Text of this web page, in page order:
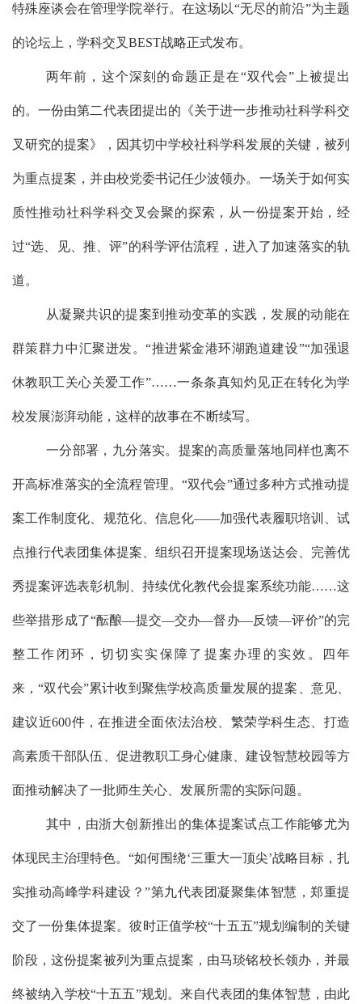
特殊座谈会在管理学院举行。在这场以“无尽的前沿”为主题
的论坛上，学科交叉BEST战略正式发布。
两年前，这个深刻的命题正是在“双代会”上被提出
的。一份由第二代表团提出的《关于进一步推动社科学科交
叉研究的提案》，因其切中学校社科学科发展的关键，被列
为重点提案，并由校党委书记任少波领办。一场关于如何实
质性推动社科学科交叉会聚的探索，从一份提案开始，经
过“选、见、推、评”的科学评估流程，进入了加速落实的轨
道。
从凝聚共识的提案到推动变革的实践，发展的动能在
群策群力中汇聚迸发。“推进紫金港环湖跑道建设”“加强退
休教职工关心关爱工作”……一条条真知灼见正在转化为学
校发展澎湃动能，这样的故事在不断续写。
一分部署，九分落实。提案的高质量落地同样也离不
开高标准落实的全流程管理。 “双代会”通过多种方式推动提
案工作制度化、规范化、信息化——加强代表履职培训、试
点推行代表团集体提案、组织召开提案现场送达会、完善优
秀提案评选表彰机制、持续优化教代会提案系统功能……这
些举措形成了“酝酿—提交—交办—督办—反馈—评价”的完
整工作闭环， 切切实实保障了提案办理 的 实效。 四年
来，“双代会”累计收到聚焦学校高质量发展的提案、意见、
建议近600件，在推进全面依法治校、繁荣学科生态、打造
高素质干部队伍、促进教职工身心健康、建设智慧校园等方
面推动解决了一批师生关心、发展所需的实际问题。
其中，由浙大创新推出的集体提案试点工作能够尤为
体现民主治理特色。“如何围绕‘三重大一顶尖’战略目标，扎
实推动高峰学科建设？”第九代表团凝聚集体智慧，郑重提
交了一份集体提案。彼时正值学校“十五五”规划编制的关键
阶段，这份提案被列为重点提案，由马琰铭校长领办，并最
终被纳入学校“十五五”规划。来自代表团 的集体智慧，由此